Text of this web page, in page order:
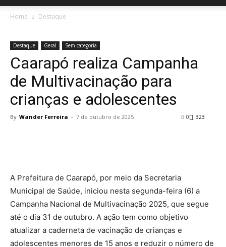
Home Destaque
Destaque Geral Sem categoria
Caarapó realiza Campanha
de Multivacinação para
crianças e adolescentes
By Wander Ferreira - 7 de outubro de 2025 323
0
A Prefeitura de Caarapó, por meio da Secretaria
Municipal de Saúde, iniciou nesta segunda-feira (6) a
Campanha Nacional de Multivacinação 2025, que segue
até o dia 31 de outubro. A ação tem como objetivo
atualizar a caderneta de vacinação de crianças e
adolescentes menores de 15 anos e reduzir o número de